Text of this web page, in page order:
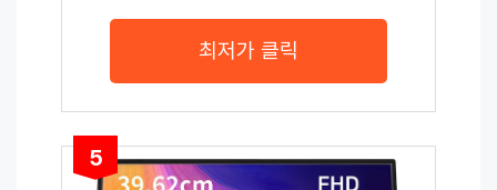
최저가 클릭
5